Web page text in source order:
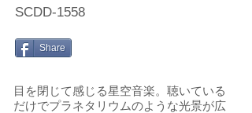
SCDD-1558
Share
目を閉じて感じる星空音楽。聴いている
だけでプラネタリウムのような光景が広